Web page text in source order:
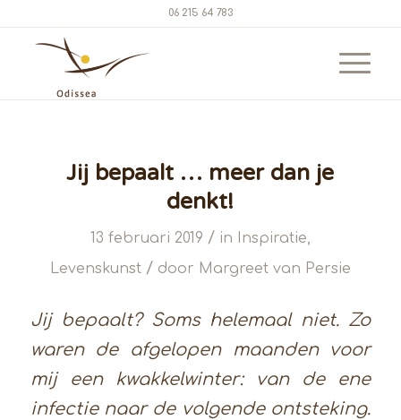
06 215 64 783
Jij bepaalt … meer dan je
denkt!
13 februari 2019 / in Inspiratie,
Levenskunst / door Margreet van Persie
Jij bepaalt? Soms helemaal niet. Zo
waren de afgelopen maanden voor
mij een kwakkelwinter: van de ene
infectie naar de volgende ontsteking.